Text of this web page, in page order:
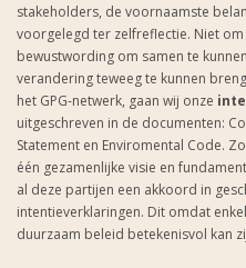
stakeholders, de voornaamste
voorgelegd ter zelfreflectie. Niet
bewustwording om samen te
verandering teweeg te kunnen
het GPG-netwerk, gaan wij onze
uitgeschreven in de documenten:
Statement en Enviromental Code.
één gezamenlijke visie en
al deze partijen een akkoord in
intentieverklaringen. Dit omdat
duurzaam beleid betekenisvol kan